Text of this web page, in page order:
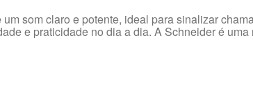
som claro e potente, ideal para sinalizar
e praticidade no dia a dia. A Schneider é